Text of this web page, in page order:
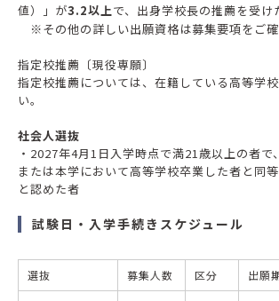
値）」が3.2以上で、出身学校長の推薦を受け
※その他の詳しい出願資格は募集要項をご確
指定校推薦〔現役専願〕
指定校推薦については、在籍している高等学
い。
社会人選抜
・2027年4月1日入学時点で満21歳以上の者で
または本学において高等学校卒業した者と同
と認めた者
試験日・入学手続きスケジュール
選抜 募集人数 区分 出願